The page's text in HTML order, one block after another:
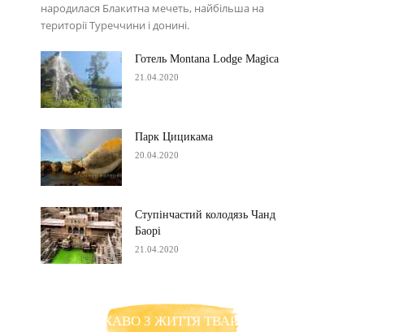
народилася Блакитна мечеть, найбільша на
території Туреччини і донині.
Готель Montana Lodge Magica
21.04.2020
Парк Цицикама
20.04.2020
Ступінчастий колодязь Чанд
Баорі
21.04.2020
ЦІКАВО З ЖИТТЯ ТВАРИН